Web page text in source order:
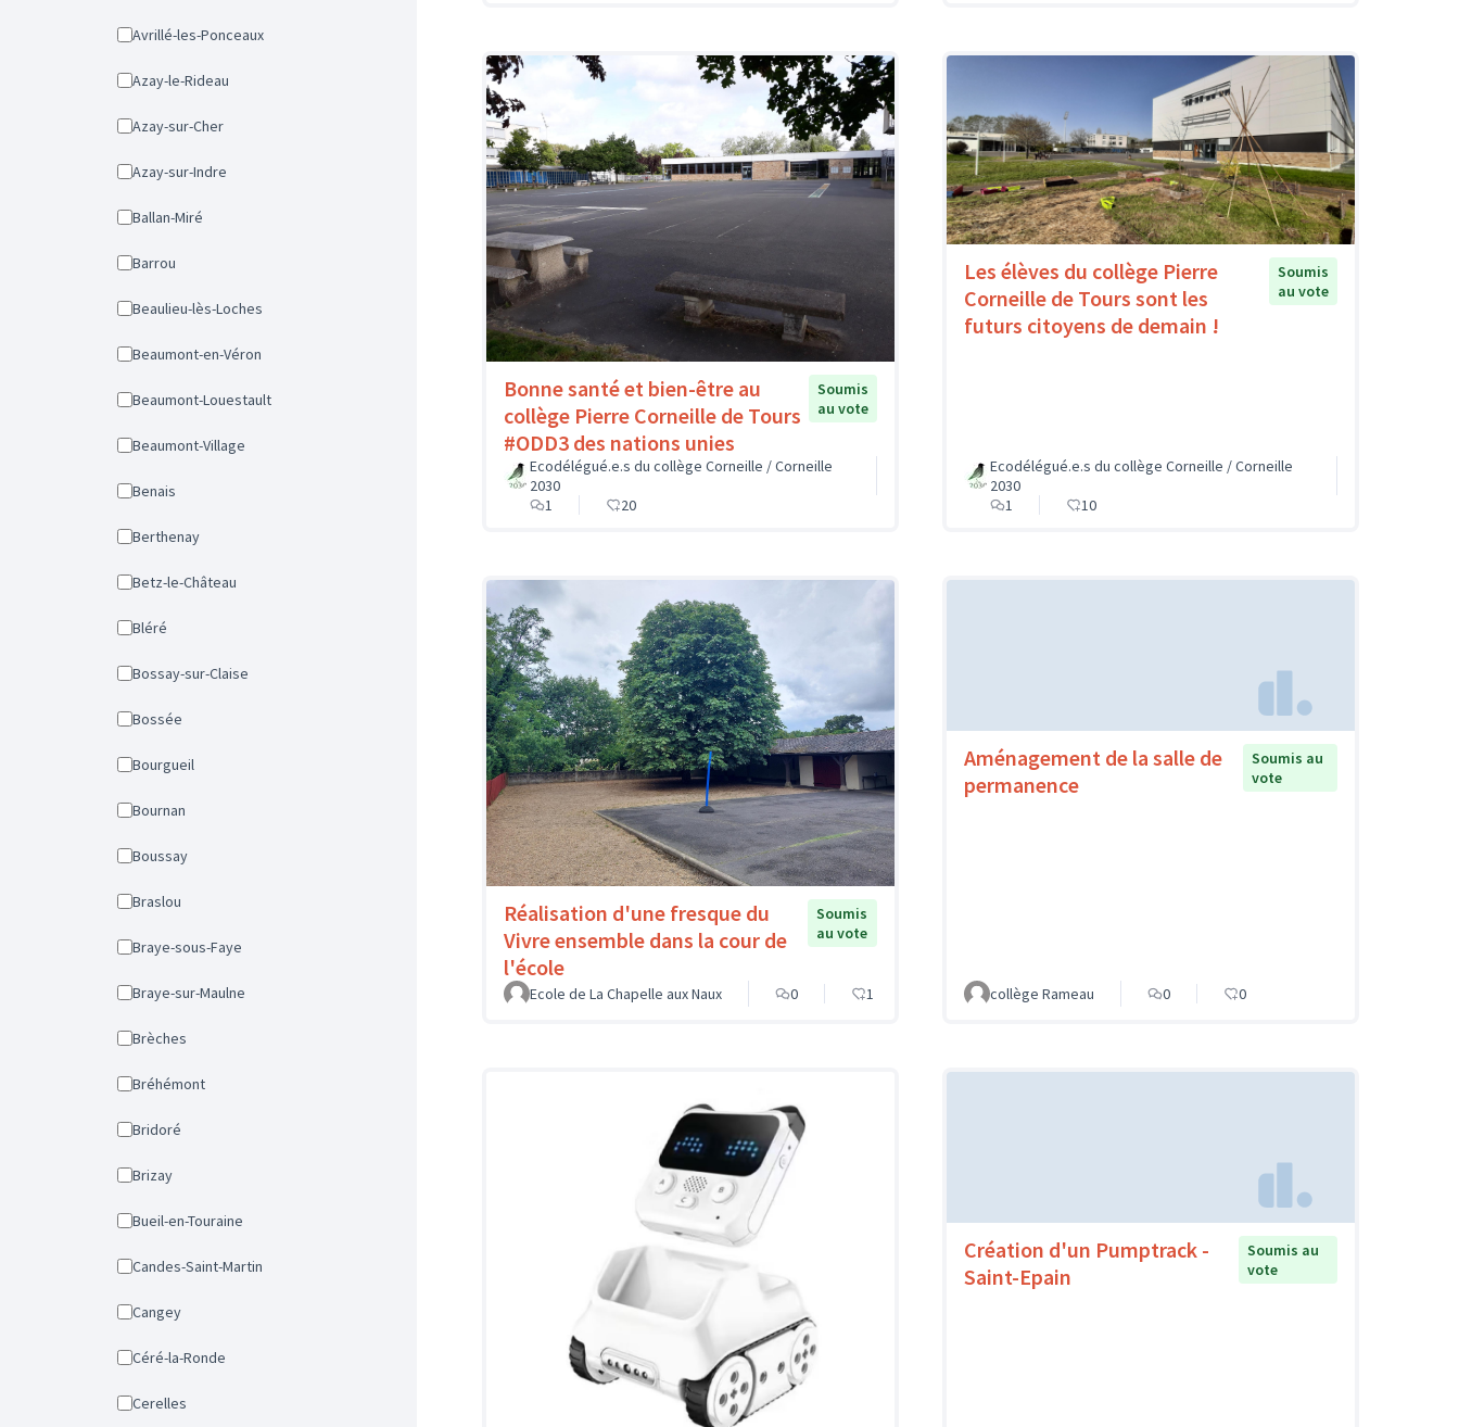
Avrillé-les-Ponceaux
Azay-le-Rideau
Azay-sur-Cher
Azay-sur-Indre
Ballan-Miré
Barrou
Beaulieu-lès-Loches
Beaumont-en-Véron
Beaumont-Louestault
Beaumont-Village
Benais
Berthenay
Betz-le-Château
Bléré
Bossay-sur-Claise
Bossée
Bourgueil
Bournan
Boussay
Braslou
Braye-sous-Faye
Braye-sur-Maulne
Brèches
Bréhémont
Bridoré
Brizay
Bueil-en-Touraine
Candes-Saint-Martin
Cangey
Céré-la-Ronde
Cerelles
Bonne santé et bien-être au
collège Pierre Corneille de Tours
#ODD3 des nations unies
Soumis
au vote
Ecodélégué.e.s du collège Corneille / Corneille
2030
1
20
Les élèves du collège Pierre
Corneille de Tours sont les
futurs citoyens de demain !
Soumis
au vote
Ecodélégué.e.s du collège Corneille / Corneille
2030
1
10
Réalisation d'une fresque du
Vivre ensemble dans la cour de
l'école
Soumis
au vote
Ecole de La Chapelle aux Naux 0 1
Aménagement de la salle de
permanence
Soumis au
vote
collège Rameau 0 0
Création d'un Pumptrack -
Saint-Epain
Soumis au
vote